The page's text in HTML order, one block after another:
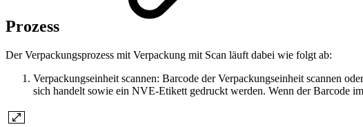
Prozess
Der Verpackungsprozess mit Verpackung mit Scan läuft dabei wie folgt ab:
Verpackungseinheit scannen: Barcode der Verpackungseinheit scannen
sich handelt sowie ein NVE-Etikett gedruckt werden. Wenn der Barcode